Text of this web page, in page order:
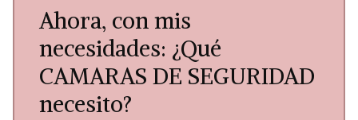
Ahora, con mis
necesidades: ¿Qué
CAMARAS DE SEGURIDAD
necesito?